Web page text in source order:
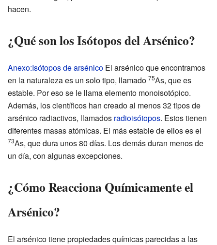
hacen.
¿Qué son los Isótopos del Arsénico?
Anexo:Isótopos de arsénico El arsénico que encontramos
en la naturaleza es un solo tipo, llamado 75As, que es
estable. Por eso se le llama elemento monoisotópico.
Además, los científicos han creado al menos 32 tipos de
arsénico radiactivos, llamados radioisótopos. Estos tienen
diferentes masas atómicas. El más estable de ellos es el
73As, que dura unos 80 días. Los demás duran menos de
un día, con algunas excepciones.
¿Cómo Reacciona Químicamente el
Arsénico?
El arsénico tiene propiedades químicas parecidas a las